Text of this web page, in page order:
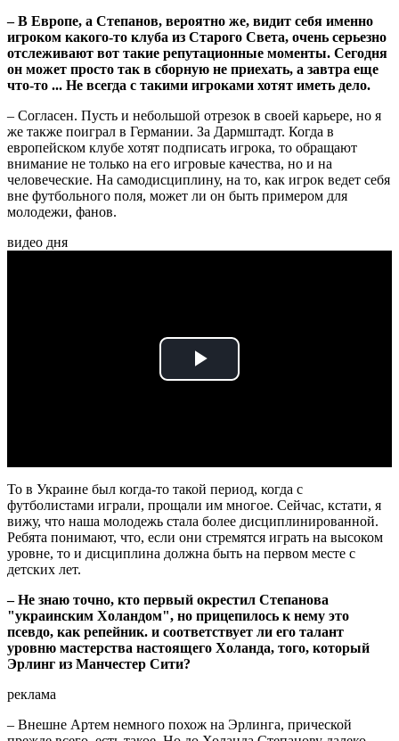
– В Европе, а Степанов, вероятно же, видит себя именно
игроком какого-то клуба из Старого Света, очень серьезно
отслеживают вот такие репутационные моменты. Сегодня
он может просто так в сборную не приехать, а завтра еще
что-то ... Не всегда с такими игроками хотят иметь дело.
– Согласен. Пусть и небольшой отрезок в своей карьере, но я
же также поиграл в Германии. За Дармштадт. Когда в
европейском клубе хотят подписать игрока, то обращают
внимание не только на его игровые качества, но и на
человеческие. На самодисциплину, на то, как игрок ведет себя
вне футбольного поля, может ли он быть примером для
молодежи, фанов.
видео дня
Play
То в Украине был когда-то такой период, когда с
футболистами играли, прощали им многое. Сейчас, кстати, я
вижу, что наша молодежь стала более дисциплинированной.
Ребята понимают, что, если они стремятся играть на высоком
уровне, то и дисциплина должна быть на первом месте с
детских лет.
– Не знаю точно, кто первый окрестил Степанова
"украинским Холандом", но прицепилось к нему это
псевдо, как репейник. и соответствует ли его талант
уровню мастерства настоящего Холанда, того, который
Эрлинг из Манчестер Сити?
реклама
– Внешне Артем немного похож на Эрлинга, прической